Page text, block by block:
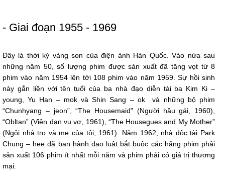
- Giai đoạn 1955 - 1969
Đây là thời kỳ vàng son của điện ảnh Hàn Quốc. Vào nửa sau
những năm 50, số lượng phim được sản xuất đã tăng vọt từ 8
phim vào năm 1954 lên tới 108 phim vào năm 1959. Sự hồi sinh
này gắn liền với tên tuổi của ba nhà đạo diễn tài ba Kim Ki –
young, Yu Han – mok và Shin Sang – ok và những bộ phim
“Chunhyang – jeon”, “The Housemaid” (Người hầu gái, 1960),
“Obltan” (Viên đạn vu vơ, 1961), “The Housegues and My Mother”
(Ngôi nhà trọ và mẹ của tôi, 1961). Năm 1962, nhà độc tài Park
Chung – hee đã ban hành đạo luật bắt buộc các hãng phim phải
sản xuất 106 phim ít nhất mỗi năm và phim phải có giá trị thương
mại.